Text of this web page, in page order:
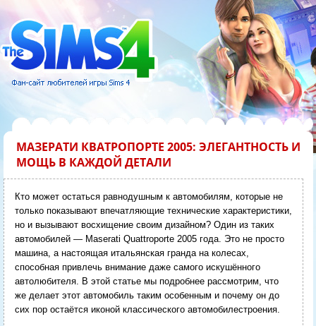
МАЗЕРАТИ КВАТРОПОРТЕ 2005: ЭЛЕГАНТНОСТЬ И
МОЩЬ В КАЖДОЙ ДЕТАЛИ
Кто может остаться равнодушным к автомобилям, которые не
только показывают впечатляющие технические характеристики,
но и вызывают восхищение своим дизайном? Один из таких
автомобилей — Maserati Quattroporte 2005 года. Это не просто
машина, а настоящая итальянская гранда на колесах,
способная привлечь внимание даже самого искушённого
автолюбителя. В этой статье мы подробнее рассмотрим, что
же делает этот автомобиль таким особенным и почему он до
сих пор остаётся иконой классического автомобилестроения.